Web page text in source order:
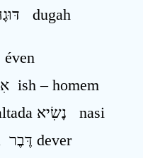
Pescaria דּוּגָה dugah
Peso אֶבֶן éven
Pessoa אִישׁ ish – homem
Pessoa exaltada נָשִׂיא nasi
Pestilência דֶּבֶר dever